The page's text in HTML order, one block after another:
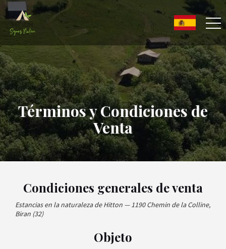
Términos y Condiciones de
Venta
Condiciones generales de venta
Estancias en la naturaleza de Hitton — 1190 Chemin de la Colline,
Biran (32)
Objeto